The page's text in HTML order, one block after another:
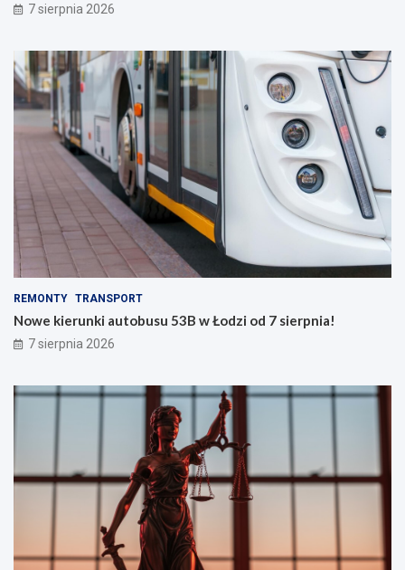
7 sierpnia 2026
REMONTY TRANSPORT
Nowe kierunki autobusu 53B w Łodzi od 7 sierpnia!
7 sierpnia 2026